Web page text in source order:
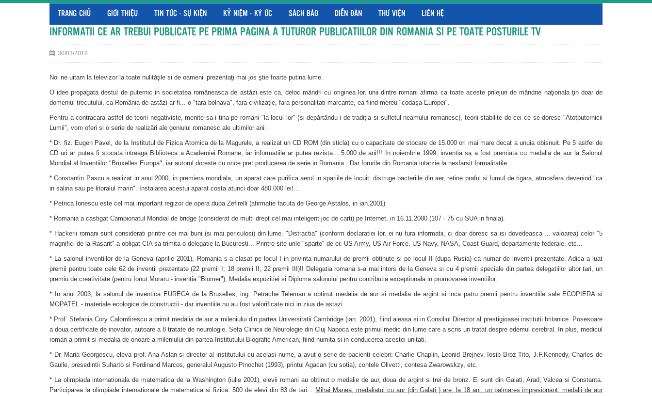
TRANG CHỦ GIỚI THIỆU TIN TỨC - SỰ KIỆN KỶ NIỆM - KÝ ỨC SÁCH BÁO DIỄN ĐÀN THƯ VIỆN LIÊN HỆ
INFORMATII CE AR TREBUI PUBLICATE PE PRIMA PAGINA A TUTUROR PUBLICATIILOR DIN ROMANIA SI PE TOATE POSTURILE TV
30/03/2018
Noi ne uitam la televizor la toate nulităţile si de oamenii prezentaţi mai jos ştie foarte putina lume.
O idee propagata destul de puternic in societatea româneasca de astăzi este ca, deloc mândri cu originea lor, unii dintre romani afirma ca toate aceste prilejuri de mândrie naţionala ţin doar de
domeniul trecutului, ca România de astăzi ar fi... o "tara bolnava", fara civilizaţie, fara personalitati marcante, ea fiind mereu "codaşa Europei".
Pentru a contracara astfel de teorii negativiste, menite sa-i tina pe romani "la locul lor" (si depărtându-i de tradiţia si sufletul neamului romanesc), teorii stabilite de cei ce se doresc "Atotputernicii
Lumii", vom oferi si o serie de realizări ale geniului romanesc ale ultimilor ani:
* Dr. fiz. Eugen Pavel, de la Institutul de Fizica Atomica de la Magurele, a realizat un CD ROM (din sticla) cu o capacitate de stocare de 15.000 ori mai mare decat a unuia obisnuit. Pe 5 astfel de
CD uri ar putea fi stocata intreaga Biblioteca a Academiei Romane, iar informatiile ar putea rezista... 5.000 de ani!!! In noiembrie 1999, inventia sa a fost premiata cu medalia de aur la Salonul
Mondial al Inventiilor "Bruxelles Europa", iar autorul doreste cu orice pret producerea de serie in Romania . Dar forurile din Romania intarzie la nesfarsit formalitatile...
* Constantin Pascu a realizat in anul 2000, in premiera mondiala, un aparat care purifica aerul in spatiile de locuit: distruge bacteriile din aer, retine praful si fumul de tigara, atmosfera devenind "ca
in salina sau pe litoralul marin". Instalarea acestui aparat costa atunci doar 480.000 lei!...
* Petrica Ionescu este cel mai important regizor de opera dupa Zefirelli (afirmatie facuta de George Astalos, in ian.2001)
* Romania a castigat Campionatul Mondial de bridge (considerat de multi drept cel mai inteligent joc de carti) pe Internet, in 16.11.2000 (107 - 75 cu SUA in finala).
* Hackerii romani sunt considerati printre cei mai buni (si mai periculosi) din lume. "Distractia" (conform declaratiei lor, ei nu fura informatii, ci doar doresc sa isi dovedeasca ... valoarea) celor "5
magnifici de la Rasarit" a obligat CIA sa trimita o delegatie la Bucuresti... Printre site urile "sparte" de ei: US Army, US Air Force, US Navy, NASA, Coast Guard, departamente federale, etc...
* La salonul inventiilor de la Geneva (aprilie 2001), Romania s-a clasat pe locul I in privinta numarului de premii obtinute si pe locul II (dupa Rusia) ca numar de inventii prezentate. Adica a luat
premii pentru toate cele 62 de inventii prezentate (22 premii I; 18 premii II; 22 premii III)!! Delegatia romana s-a mai intors de la Geneva si cu 4 premii speciale din partea delegatiilor altor tari, un
premiu de creativitate (pentru Ionut Moraru - inventia "Biomer"), Medalia expozitiei si Diploma salonului pentru contributia exceptionala in promovarea inventiilor.
* In anul 2003, la salonul de inventica EURECA de la Bruxelles, ing. Petrache Teleman a obtinut medalia de aur si medalia de argint si inca patru premii pentru inventiile sale ECOPIERA si
MOPATEL - materiale ecologice de constructii - dar inventiile nu au fost valorificate nici in ziua de astazi.
* Prof. Stefania Cory Calomfirescu a primit medalia de aur a mileniului din partea Universitatii Cambridge (ian. 2001), fiind aleasa si in Consiliul Director al prestigioasei institutii britanice. Posesoare
a doua certificate de inovator, autoare a 8 tratate de neurologie, Sefa Clinicii de Neurologie din Cluj Napoca este primul medic din lume care a scris un tratat despre edemul cerebral. In plus, medicul
roman a primit si medalia de onoare a mileniului din partea Institutului Biografic American, fiind numita si in conducerea acestei unitati.
* Dr. Maria Georgescu, eleva prof. Ana Aslan si director al institutului cu acelasi nume, a avut o serie de pacienti celebri: Charlie Chaplin, Leonid Brejnev, Iosip Broz Tito, J.F.Kennedy, Charles de
Gaulle, presedintii Suharto si Ferdinand Marcos, generalul Augusto Pinochet (1993), printul Agacan (cu sotia), contele Olivetti, contesa Zwarowskzy, etc.
* La olimpiada internationala de matematica de la Washington (iulie 2001), elevii romani au obtinut o medalie de aur, doua de argint si trei de bronz. Ei sunt din Galati, Arad, Valcea si Constanta.
Participarea la olimpiade internationale de matematica si fizica: 500 de elevi din 83 de tari... Mihai Manea, medaliatul cu aur (din Galati ) are, la 18 ani, un palmares impresionant: medalii de aur